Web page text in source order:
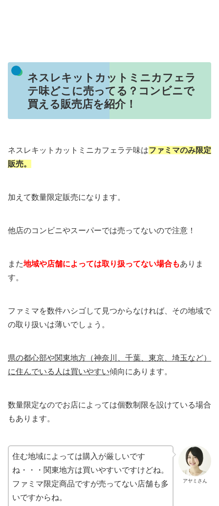
ネスレキットカットミニカフェラ
テ味どこに売ってる？コンビニで
買える販売店を紹介！
ネスレキットカットミニカフェラテ味はファミマのみ限定
販売。
加えて数量限定販売になります。
他店のコンビニやスーパーでは売ってないので注意！
また地域や店舗によっては取り扱ってない場合もありま
す。
ファミマを数件ハシゴして見つからなければ、その地域で
の取り扱いは薄いでしょう。
県の都心部や関東地方（神奈川、千葉、東京、埼玉など）
に住んでいる人は買いやすい傾向にあります。
数量限定なのでお店によっては個数制限を設けている場合
もあります。
アヤミさん
住む地域によっては購入が厳しいです
ね・・・関東地方は買いやすいですけどね。
ファミマ限定商品ですが売ってない店舗も多
いですからね。